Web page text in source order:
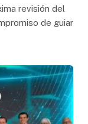
revisión del
de guiar